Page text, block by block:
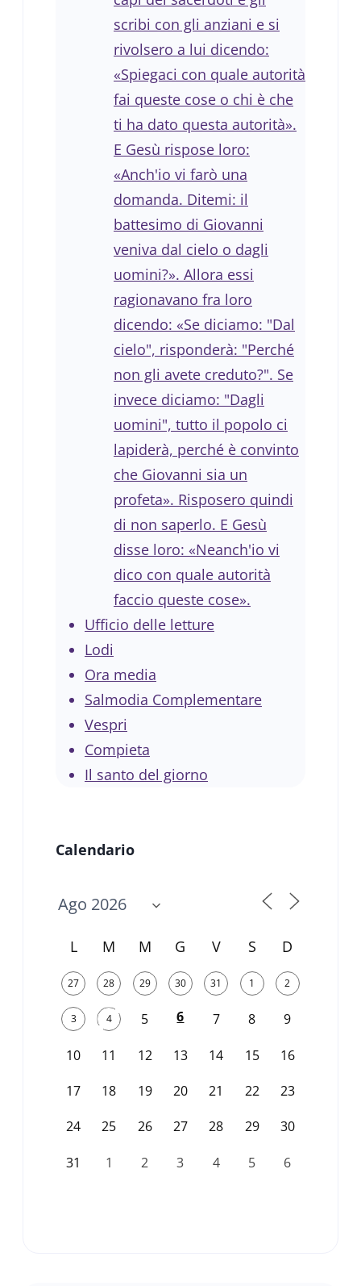
scribi con gli anziani e si
rivolsero a lui dicendo:
«Spiegaci con quale autorità
fai queste cose o chi è che
ti ha dato questa autorità».
E Gesù rispose loro:
«Anch'io vi farò una
domanda. Ditemi: il
battesimo di Giovanni
veniva dal cielo o dagli
uomini?». Allora essi
ragionavano fra loro
dicendo: «Se diciamo: "Dal
cielo", risponderà: "Perché
non gli avete creduto?". Se
invece diciamo: "Dagli
uomini", tutto il popolo ci
lapiderà, perché è convinto
che Giovanni sia un
profeta». Risposero quindi
di non saperlo. E Gesù
disse loro: «Neanch'io vi
dico con quale autorità
faccio queste cose».
Ufficio delle letture
Lodi
Ora media
Salmodia Complementare
Vespri
Compieta
Il santo del giorno
Calendario
L M M G V S D
27 28 29 30 31 1 2
3 4 5 6 7 8 9
10 11 12 13 14 15 16
17 18 19 20 21 22 23
24 25 26 27 28 29 30
31 1 2 3 4 5 6